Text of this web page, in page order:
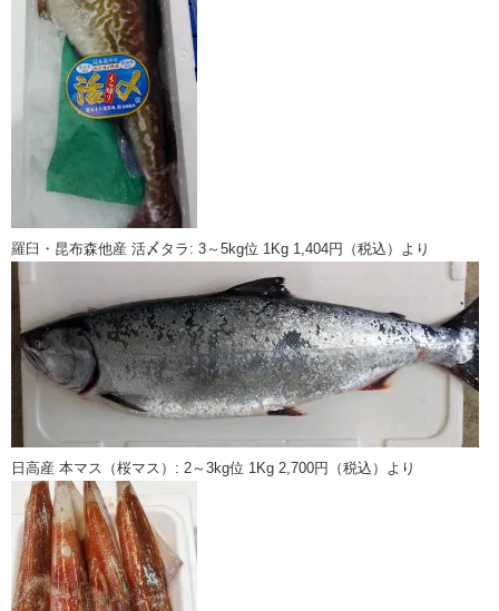
羅臼・昆布森他産 活〆タラ: 3～5kg位 1Kg 1,404円（税込）より
日高産 本マス（桜マス）: 2～3kg位 1Kg 2,700円（税込）より